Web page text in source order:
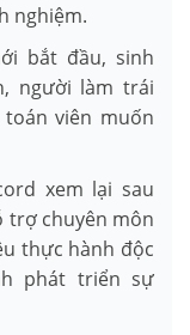
nghiệm.
bắt đầu, sinh
người làm trái
viên muốn
xem lại sau
trợ chuyên môn
thực hành độc
phát triển sự